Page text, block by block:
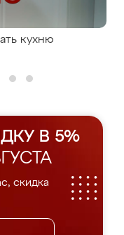
кухню
В 5%
скидка